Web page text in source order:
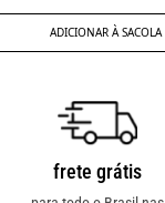
ADICIONAR À SACOLA
frete grátis